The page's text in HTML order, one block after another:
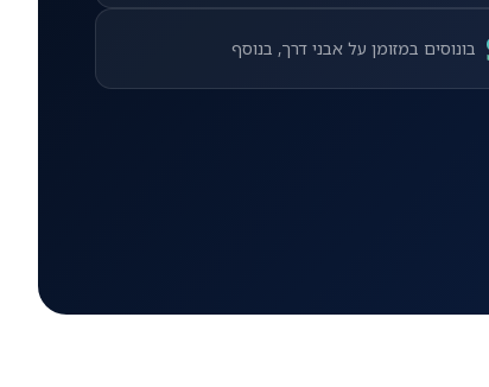
בונוסים במזומן על אבני דרך, בנוסף